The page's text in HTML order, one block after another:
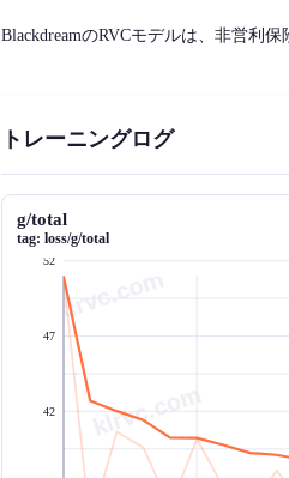
BlackdreamのRVCモデルは、非営利
トレーニングログ
g/total
tag: loss/g/total
klrvc.com
42
47
52